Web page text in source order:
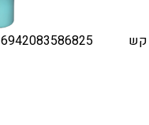
6942083586825 – כוס עם קש